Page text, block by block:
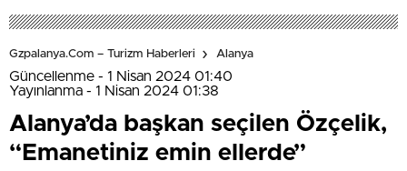
Gzpalanya.com – Turizm Haberleri Alanya
Güncellenme - 1 Nisan 2024 01:40
Yayınlanma - 1 Nisan 2024 01:38
Alanya’da başkan seçilen Özçelik,
“Emanetiniz emin ellerde”